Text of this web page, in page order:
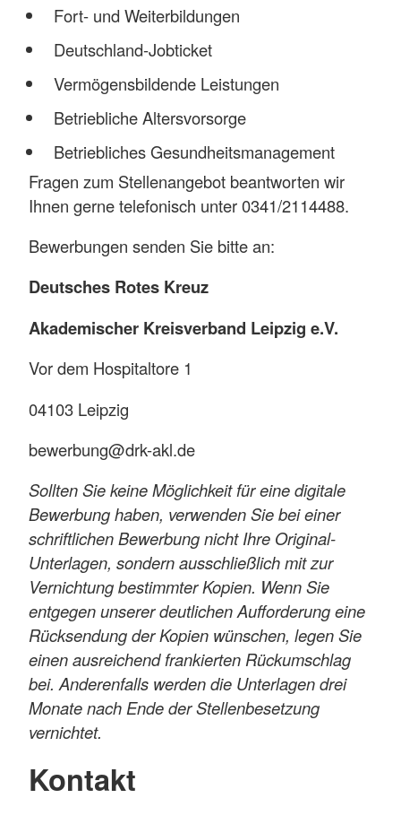
Fort- und Weiterbildungen
Deutschland-Jobticket
Vermögensbildende Leistungen
Betriebliche Altersvorsorge
Betriebliches Gesundheitsmanagement
Fragen zum Stellenangebot beantworten wir
Ihnen gerne telefonisch unter 0341/2114488.
Bewerbungen senden Sie bitte an:
Deutsches Rotes Kreuz
Akademischer Kreisverband Leipzig e.V.
Vor dem Hospitaltore 1
04103 Leipzig
bewerbung@drk-akl.de
Sollten Sie keine Möglichkeit für eine digitale
Bewerbung haben, verwenden Sie bei einer
schriftlichen Bewerbung nicht Ihre Original-
Unterlagen, sondern ausschließlich mit zur
Vernichtung bestimmter Kopien. Wenn Sie
entgegen unserer deutlichen Aufforderung eine
Rücksendung der Kopien wünschen, legen Sie
einen ausreichend frankierten Rückumschlag
bei. Anderenfalls werden die Unterlagen drei
Monate nach Ende der Stellenbesetzung
vernichtet.
Kontakt